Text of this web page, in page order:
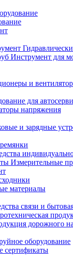
Инструмент для
и
для
напряжения
и зарядные
Измерительные
материалы
связи и
дорожного
оборудование
сертификаты